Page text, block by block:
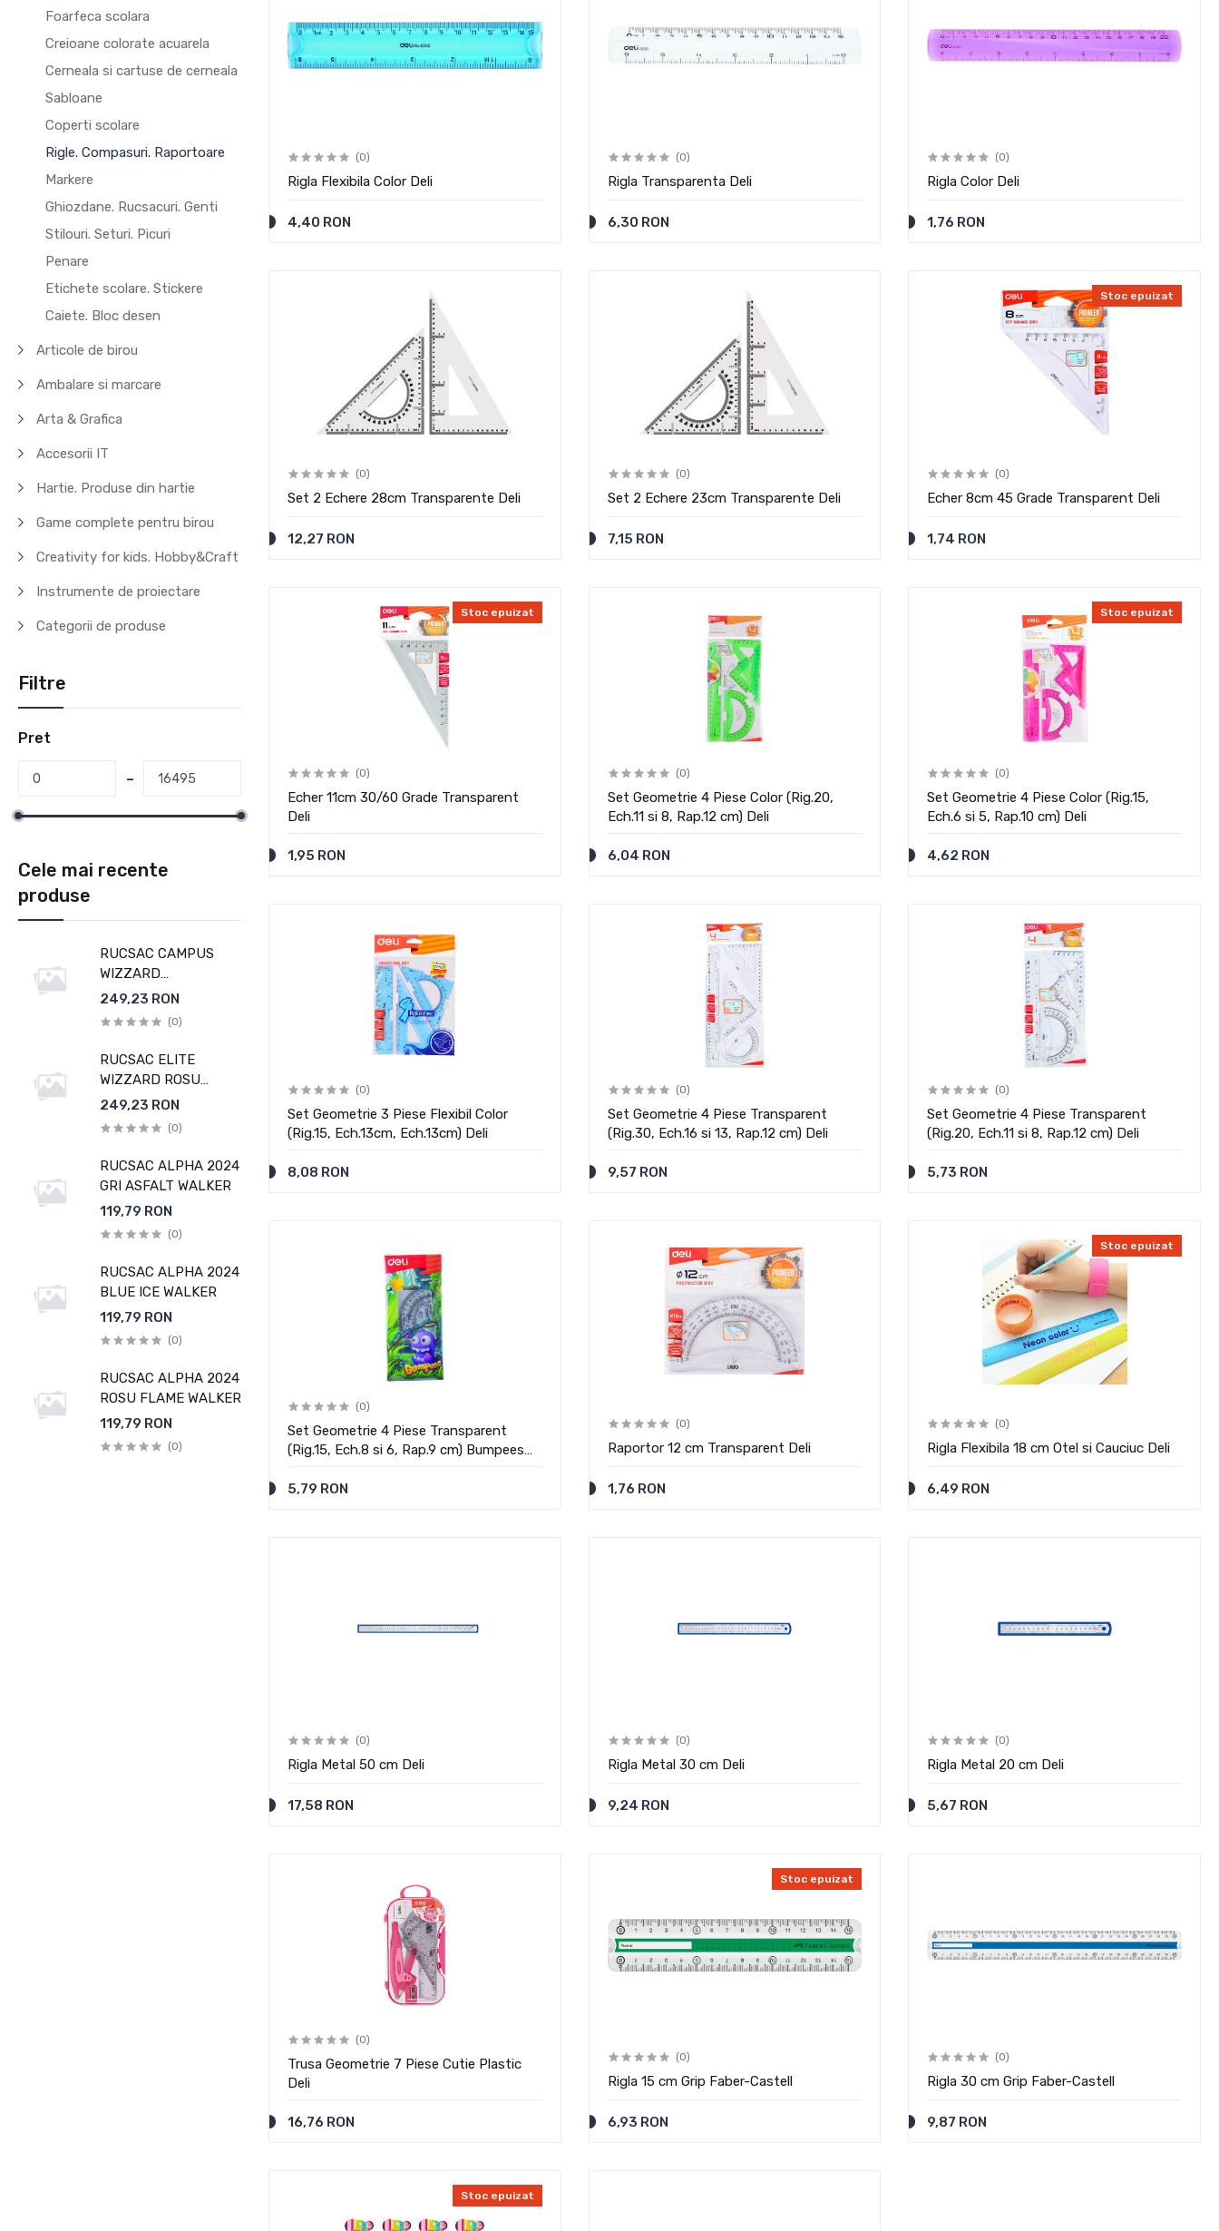
Foarfeca scolara
Creioane colorate acuarela
Cerneala si cartuse de cerneala
Sabloane
Coperti scolare
Rigle. Compasuri. Raportoare
Markere
Ghiozdane. Rucsacuri. Genti
Stilouri. Seturi. Picuri
Penare
Etichete scolare. Stickere
Caiete. Bloc desen
Articole de birou
Ambalare si marcare
Arta & Grafica
Accesorii IT
Hartie. Produse din hartie
Game complete pentru birou
Creativity for kids. Hobby&Craft
Instrumente de proiectare
Categorii de produse
Filtre
Pret
Cele mai recente
produse
RUCSAC CAMPUS
WIZZARD
ALBASTRU-BLEU
WALKER
249,23 RON
(0)
RUCSAC ELITE
WIZZARD ROSU
MELANGE WALKER
249,23 RON
(0)
RUCSAC ALPHA 2024
GRI ASFALT WALKER
119,79 RON
(0)
RUCSAC ALPHA 2024
BLUE ICE WALKER
119,79 RON
(0)
RUCSAC ALPHA 2024
ROSU FLAME WALKER
119,79 RON
(0)
(0)
Rigla Flexibila Color Deli
4,40 RON
(0)
Rigla Transparenta Deli
6,30 RON
(0)
Rigla Color Deli
1,76 RON
(0)
Set 2 Echere 28cm Transparente Deli
12,27 RON
(0)
Set 2 Echere 23cm Transparente Deli
7,15 RON
Stoc epuizat
(0)
Echer 8cm 45 Grade Transparent Deli
1,74 RON
Stoc epuizat
(0)
Echer 11cm 30/60 Grade Transparent
Deli
1,95 RON
(0)
Set Geometrie 4 Piese Color (Rig.20,
Ech.11 si 8, Rap.12 cm) Deli
6,04 RON
Stoc epuizat
(0)
Set Geometrie 4 Piese Color (Rig.15,
Ech.6 si 5, Rap.10 cm) Deli
4,62 RON
(0)
Set Geometrie 3 Piese Flexibil Color
(Rig.15, Ech.13cm, Ech.13cm) Deli
8,08 RON
(0)
Set Geometrie 4 Piese Transparent
(Rig.30, Ech.16 si 13, Rap.12 cm) Deli
9,57 RON
(0)
Set Geometrie 4 Piese Transparent
(Rig.20, Ech.11 si 8, Rap.12 cm) Deli
5,73 RON
(0)
Set Geometrie 4 Piese Transparent
(Rig.15, Ech.8 si 6, Rap.9 cm) Bumpees
5,79 RON
(0)
Raportor 12 cm Transparent Deli
1,76 RON
Stoc epuizat
(0)
Rigla Flexibila 18 cm Otel si Cauciuc Deli
6,49 RON
(0)
Rigla Metal 50 cm Deli
17,58 RON
(0)
Rigla Metal 30 cm Deli
9,24 RON
(0)
Rigla Metal 20 cm Deli
5,67 RON
(0)
Trusa Geometrie 7 Piese Cutie Plastic
Deli
16,76 RON
Stoc epuizat
(0)
Rigla 15 cm Grip Faber-Castell
6,93 RON
(0)
Rigla 30 cm Grip Faber-Castell
9,87 RON
Stoc epuizat